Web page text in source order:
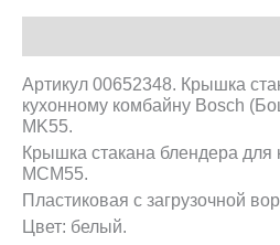
Артикул 00652348. Крышка
кухонному комбайну Bosch
MK55.
Крышка стакана блендера для
MCM55.
Пластиковая с загрузочной
Цвет: белый.